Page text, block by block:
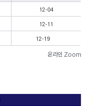
12-04
12-11
12-19
온라인
온라인 Zoom